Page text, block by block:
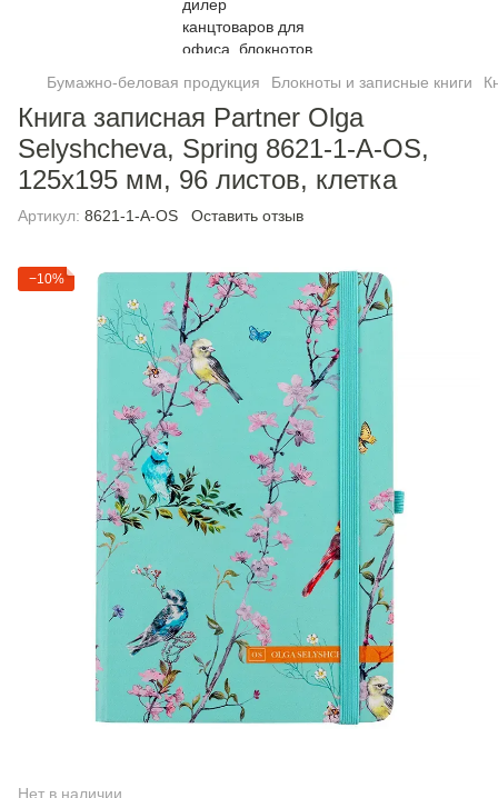
Бумажно-беловая продукция Блокноты и записные книги
Книга записная Partner Olga
Selyshcheva, Spring 8621-1-A-OS,
125x195 мм, 96 листов, клетка
Артикул: 8621-1-A-OS Оставить отзыв
−10%
Нет в наличии